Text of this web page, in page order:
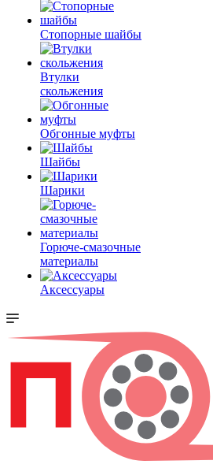
Стопорные шайбы
Втулки
скольжения
Обгонные муфты
Шайбы
Шарики
Горюче-смазочные
материалы
Аксессуары